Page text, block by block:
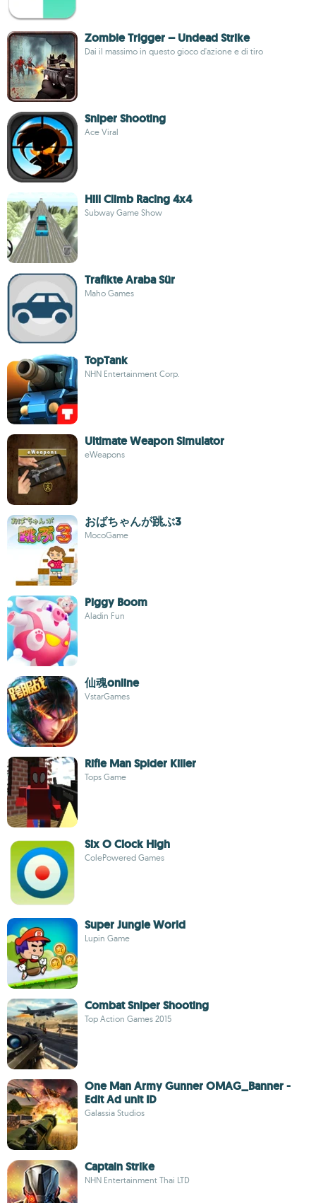
Zombie Trigger – Undead Strike
Dai il massimo in questo gioco d'azione e di tiro
Sniper Shooting
Ace Viral
Hill Climb Racing 4x4
Subway Game Show
Trafikte Araba Sür
Maho Games
TopTank
NHN Entertainment Corp.
Ultimate Weapon Simulator
eWeapons
おばちゃんが跳ぶ3
MocoGame
Piggy Boom
Aladin Fun
仙魂online
VstarGames
Rifle Man Spider Killer
Tops Game
Six O Clock High
ColePowered Games
Super Jungle World
Lupin Game
Combat Sniper Shooting
Top Action Games 2015
One Man Army Gunner OMAG_Banner -
Edit Ad unit ID
Galassia Studios
Captain Strike
NHN Entertainment Thai LTD